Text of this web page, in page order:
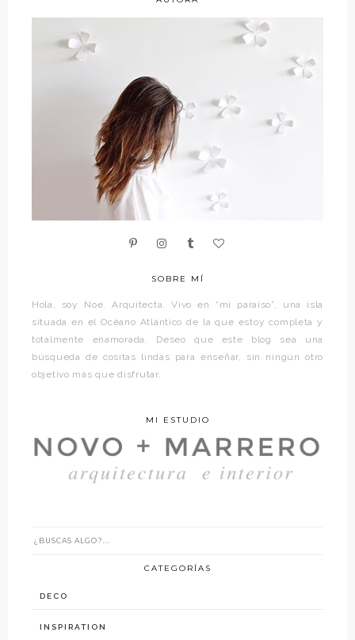
SOBRE MÍ
Hola, soy Noe. Arquitecta. Vivo en “mi paraíso”, una isla
situada en el Océano Atlántico de la que estoy completa y
totalmente enamorada. Deseo que este blog sea una
búsqueda de cositas lindas para enseñar, sin ningún otro
objetivo más que disfrutar.
MI ESTUDIO
CATEGORÍAS
DECO
INSPIRATION